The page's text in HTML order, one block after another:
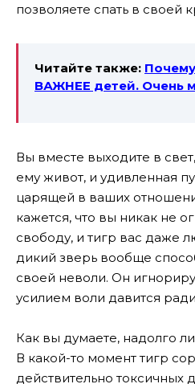
позволяете спать в своей
Читайте также:
ВАЖНЕЕ детей. Очень
Вы вместе выходите в
ему живот, и удивленная
царящей в ваших
кажется, что вы никак не
свободу, и тигр вас даже
дикий зверь вообще
своей неволи. Он
усилием воли давится
Как вы думаете, надолго
В какой-то момент тигр
действительно токсичных